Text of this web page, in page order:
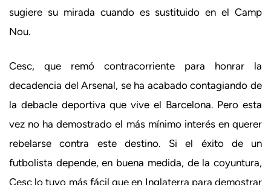
sugiere su mirada cuando es sustituido en el Camp
Nou.
Cesc, que remó contracorriente para honrar la
decadencia del Arsenal, se ha acabado contagiando de
la debacle deportiva que vive el Barcelona. Pero esta
vez no ha demostrado el más mínimo interés en querer
rebelarse contra este destino. Si el éxito de un
futbolista depende, en buena medida, de la coyuntura,
Cesc lo tuvo más fácil que en Inglaterra para demostrar